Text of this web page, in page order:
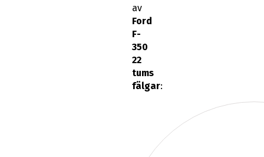
av
Ford
F-
350
22
tums
fälgar: